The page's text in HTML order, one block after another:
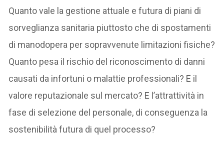
Quanto vale la gestione attuale e futura di piani di
sorveglianza sanitaria piuttosto che di spostamenti
di manodopera per sopravvenute limitazioni fisiche?
Quanto pesa il rischio del riconoscimento di danni
causati da infortuni o malattie professionali? E il
valore reputazionale sul mercato? E l’attrattività in
fase di selezione del personale, di conseguenza la
sostenibilità futura di quel processo?